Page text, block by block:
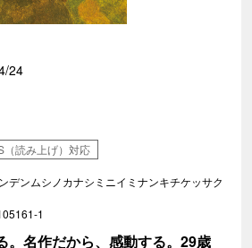
24
（読み上げ）対応
デンムシノカナシミニイミナンキチケッサク
1
。名作だから、感動する。29歳